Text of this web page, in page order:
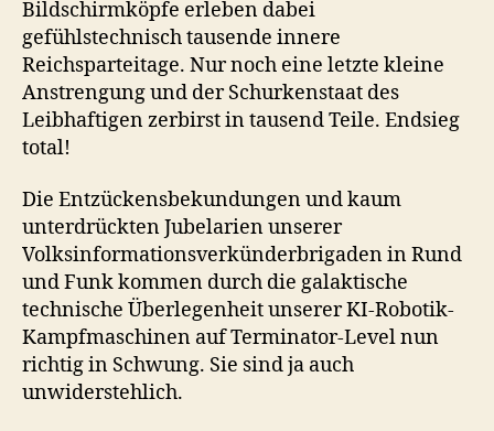
Bildschirmköpfe erleben dabei
gefühlstechnisch tausende innere
Reichsparteitage. Nur noch eine letzte kleine
Anstrengung und der Schurkenstaat des
Leibhaftigen zerbirst in tausend Teile. Endsieg
total!
Die Entzückensbekundungen und kaum
unterdrückten Jubelarien unserer
Volksinformationsverkünderbrigaden in Rund
und Funk kommen durch die galaktische
technische Überlegenheit unserer KI-Robotik-
Kampfmaschinen auf Terminator-Level nun
richtig in Schwung. Sie sind ja auch
unwiderstehlich.